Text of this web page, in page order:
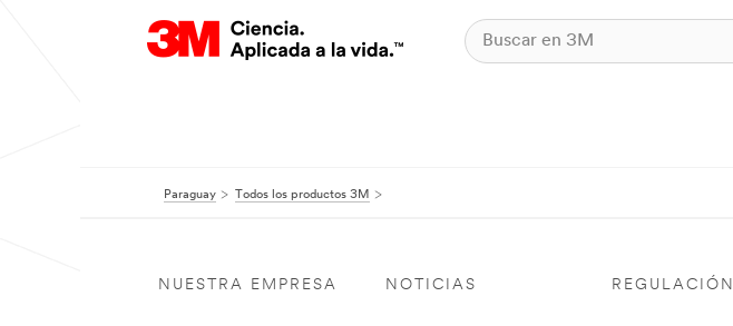
Paraguay Todos los productos 3M
NUESTRA EMPRESA NOTICIAS REGULACIÓN